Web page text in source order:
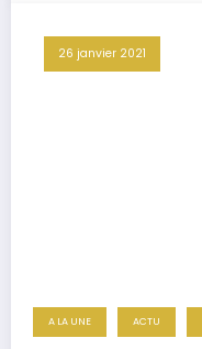
26 janvier 2021
A LA UNE ACTU